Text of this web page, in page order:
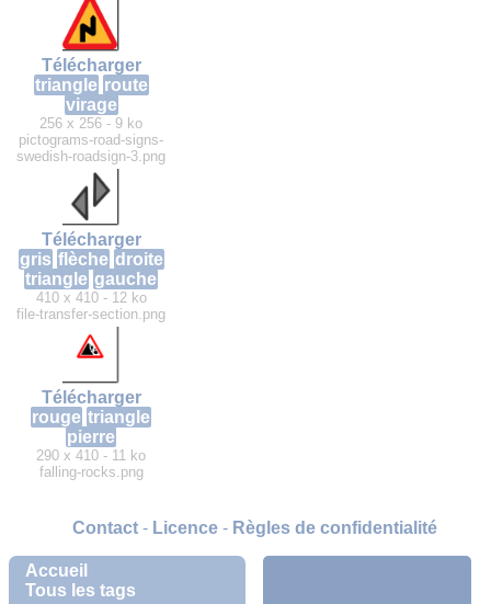
Accueil
Tous les tags
Télécharger
triangle route
virage
256 x 256 - 9 ko
pictograms-road-signs-
swedish-roadsign-3.png
Télécharger
gris flèche droite
triangle gauche
410 x 410 - 12 ko
file-transfer-section.png
Télécharger
rouge triangle
pierre
290 x 410 - 11 ko
falling-rocks.png
Contact- Licence- Règles de confidentialité